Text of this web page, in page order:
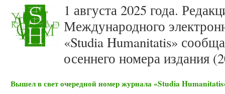
1 августа 2025 года.
Международного
«Studia Humanitatis»
осеннего номера издания
Вышел в свет очередной номер журнала «Studia